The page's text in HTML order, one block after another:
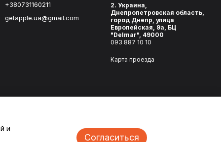
+380731160211
getapple.ua@gmail.com
2. Украина,
Днепропетровская область,
город Днепр, улица
Европейская, 9а, БЦ
"Delmar", 49000
093 887 10 10
Карта проезда
и
Согласиться